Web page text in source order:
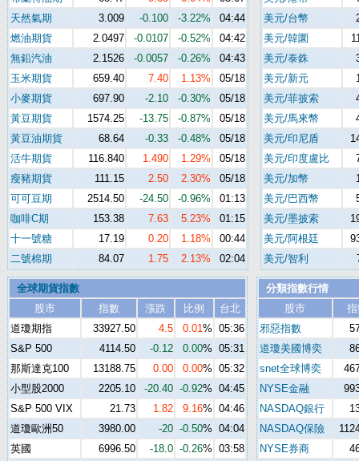
天然氣期
3.009 -0.100 -3.22%
04:44
燃油期貨
2.0497 -0.0107 -0.52%
04:42
無鉛汽油
2.1526 -0.0057 -0.26%
04:43
玉米期貨
659.40 7.40 1.13%
05/18
小麥期貨
697.90 -2.10 -0.30%
05/18
黃豆期貨
1574.25 -13.75 -0.87%
05/18
黃豆油期貨
68.64 -0.33 -0.48%
05/18
活牛期貨
116.840 1.490 1.29%
05/18
瘦豬期貨
111.15 2.50 2.30%
05/18
可可豆期
2514.50 -24.50 -0.96%
01:13
咖啡C期
153.38 7.63 5.23%
01:15
十一號糖
17.19 0.20 1.18%
00:44
二號棉期
84.07 1.75 2.13% 02:04
美元/台幣
美元/韓圜
美元/泰銖
美元/新元
美元/菲披索
美元/馬來幣
美元/印尼盾
美元/印度盧比
美元/加幣
美元/巴西幣
美元/墨披索
美元/阿根廷
美元/智利
全球期貨指數
股市
指數 漲跌 比例
台北
道瓊期指
33927.50 4.5 0.01% 05:36
S&P 500
4114.50 -0.12 0.00% 05:31
那斯達克100
13188.75 0.00 0.00% 05:32
小型股2000
2205.10 -20.40 -0.92% 04:45
S&P 500 VIX
21.73 1.82 9.16% 04:46
道瓊歐洲50
3980.00 -20 -0.50% 04:04
英國
6996.50 -18.0 -0.26% 03:58
分類指數行情
股市
邪惡指數
道瓊美國博奕
snet全球博奕
NYSE金融
NASDAQ銀行
NASDAQ保險
NYSE券商